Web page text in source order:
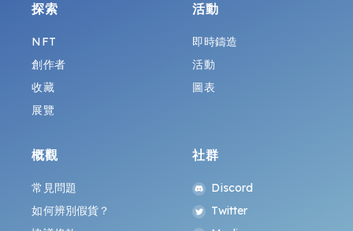
探索
NFT
創作者
收藏
展覽
活動
即時鑄造
活動
圖表
概觀
常見問題
如何辨別假貨？
社群
Discord
Twitter